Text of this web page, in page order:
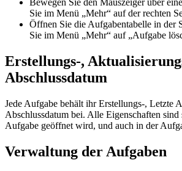
Bewegen Sie den Mauszeiger über
Sie im Menü „Mehr“ auf der rechten
Öffnen Sie die Aufgabentabelle in der
Sie im Menü „Mehr“ auf „Aufgabe
Erstellungs-,
Abschlussdatum
Jede Aufgabe behält ihr Erstellungs-, Letzte
Abschlussdatum bei. Alle Eigenschaften sind
Aufgabe geöffnet wird, und auch in der
Verwaltung der Aufgaben